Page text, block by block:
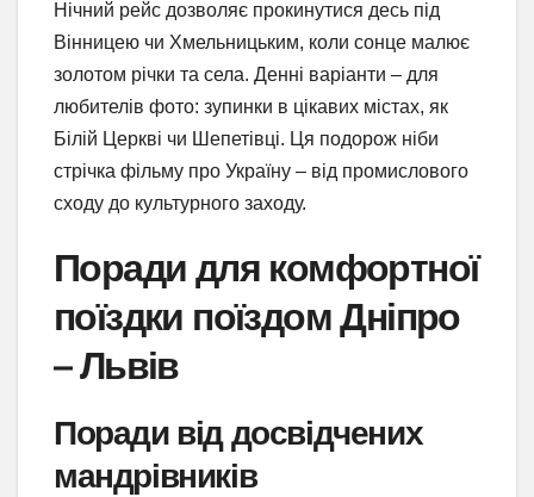
Нічний рейс дозволяє прокинутися десь під
Вінницею чи Хмельницьким, коли сонце малює
золотом річки та села. Денні варіанти – для
любителів фото: зупинки в цікавих містах, як
Білій Церкві чи Шепетівці. Ця подорож ніби
стрічка фільму про Україну – від промислового
сходу до культурного заходу.
Поради для комфортної
поїздки поїздом Дніпро
– Львів
Поради від досвідчених
мандрівників